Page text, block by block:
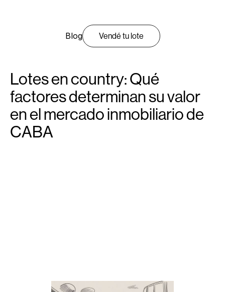
Blog Vendé tu lote
Lotes en country: Qué
factores determinan su valor
en el mercado inmobiliario de
CABA